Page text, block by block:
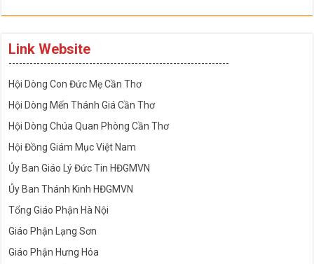
Link Website
---------------------------------------------------------------
Hội Dòng Con Đức Mẹ Cần Thơ
Hội Dòng Mến Thánh Giá Cần Thơ
Hội Dòng Chúa Quan Phòng Cần Thơ
Hội Đồng Giám Mục Việt Nam
Ủy Ban Giáo Lý Đức Tin HĐGMVN
Ủy Ban Thánh Kinh HĐGMVN
Tổng Giáo Phận Hà Nội
Giáo Phận Lạng Sơn
Giáo Phận Hưng Hóa